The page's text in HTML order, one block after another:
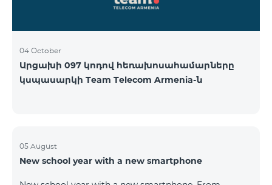
04 October
Արցախի 097 կոդով հեռախոսահամարները
կսպասարկի Team Telecom Armenia-ն
05 August
New school year with a new smartphone